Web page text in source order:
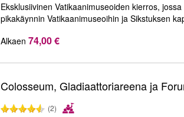
Eksklusiivinen Vatikaanimuseoiden kierros,
pikakäynnin Vatikaanimuseoihin ja Sikstuksen
Alkaen 74,00 €
Colosseum, Gladiaattoriareena ja
(2)